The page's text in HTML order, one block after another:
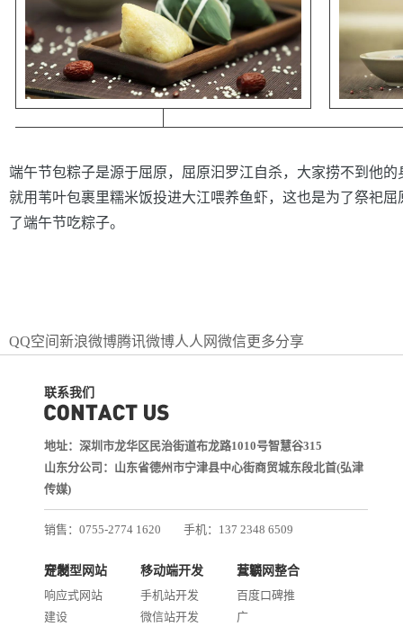
端午节包粽子是源于屈原，屈原汩罗江自杀，大家捞不到他
就用苇叶包裹里糯米饭投进大江喂养鱼虾，这也是为了祭祀
了端午节吃粽子。
QQ空间 新浪微博腾讯微博人人网微信更多分享
联系我们
地址：深圳市龙华区民治街道布龙路1010号智慧谷315
山东分公司：山东省德州市宁津县中心街商贸城东段北首(弘津
传媒)
销售：0755-2774 1620
手机：137 2348 6509
邮箱：services@jiasuweb.com
定制型网站开发
响应式网站
建设
移动端开发
手机站开发
微信站开发
互联网整合营销
百度口碑推
广